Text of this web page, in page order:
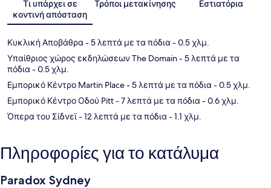
Τι υπάρχει σε
κοντινή απόσταση
Τρόποι μετακίνησης Εστιατόρια
Κυκλική Αποβάθρα- 5 λεπτά με τα πόδια- 0.5 χλμ.
Υπαίθριος χώρος εκδηλώσεων The Domain- 5 λεπτά με τα
πόδια- 0.5 χλμ.
Εμπορικό Κέντρο Martin Place- 5 λεπτά με τα πόδια- 0.5 χλμ.
Εμπορικό Κέντρο Οδού Pitt- 7 λεπτά με τα πόδια- 0.6 χλμ.
Όπερα του Σίδνεϊ- 12 λεπτά με τα πόδια- 1.1 χλμ.
Πληροφορίες για το κατάλυμα
Paradox Sydney